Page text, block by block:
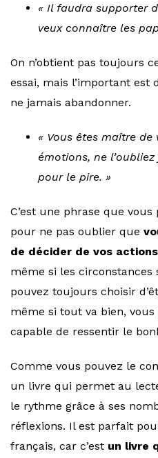
« Il faudra supporter
veux connaître les
On n’obtient pas toujours
essai, mais l’important est
ne jamais abandonner.
« Vous êtes maître de
émotions, ne
pour le pire. »
C’est une phrase que
pour ne pas oublier que
de décider de vos
même si les circonstances
pouvez toujours choisir
même si tout va bien,
capable de ressentir le
Comme vous pouvez le
un livre qui permet au
le rythme grâce à ses
réflexions. Il est parfait
français, car c’est un livre